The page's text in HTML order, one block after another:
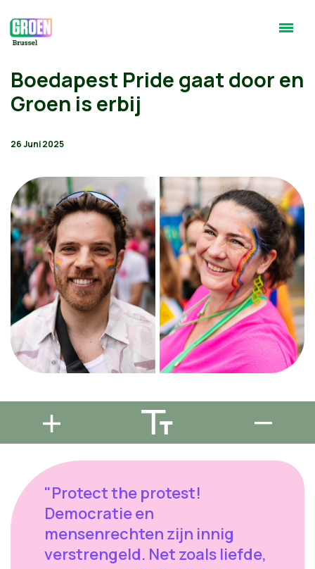
Boedapest Pride gaat door en
Groen is erbij
26 Juni 2025
"Protect the protest!
Democratie en
mensenrechten zijn innig
verstrengeld. Net zoals liefde,